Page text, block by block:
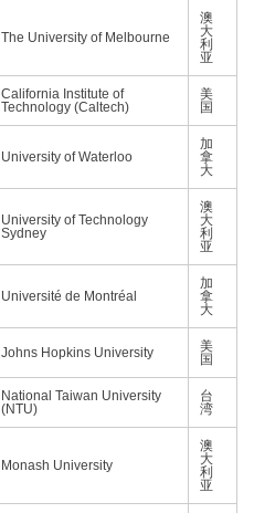
The University of Melbourne
澳
大
利
亚
California Institute of
Technology (Caltech)
美
国
University of Waterloo
加
拿
大
University of Technology
Sydney
澳
大
利
亚
Université de Montréal
加
拿
大
Johns Hopkins University
美
国
National Taiwan University
(NTU)
台
湾
Monash University
澳
大
利
亚